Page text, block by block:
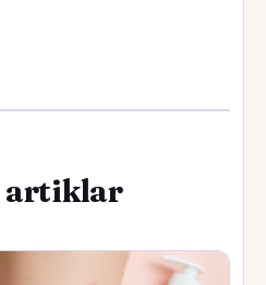
artiklar